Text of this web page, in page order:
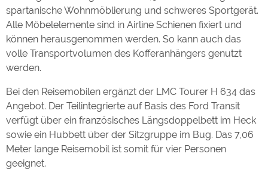
spartanische Wohnmöblierung und schweres Sportgerät.
Alle Möbelelemente sind in Airline Schienen fixiert und
können herausgenommen werden. So kann auch das
volle Transportvolumen des Kofferanhängers genutzt
werden.
Bei den Reisemobilen ergänzt der LMC Tourer H 634 das
Angebot. Der Teilintegrierte auf Basis des Ford Transit
verfügt über ein französisches Längsdoppelbett im Heck
sowie ein Hubbett über der Sitzgruppe im Bug. Das 7,06
Meter lange Reisemobil ist somit für vier Personen
geeignet.